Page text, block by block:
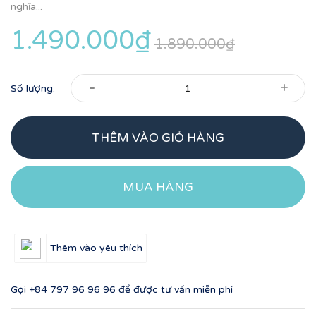
nghĩa...
1.490.000₫ 1.890.000₫
Số lượng: - +
THÊM VÀO GIỎ HÀNG
MUA HÀNG
Thêm vào yêu thích
Gọi +84 797 96 96 96 để được tư vấn miễn phí